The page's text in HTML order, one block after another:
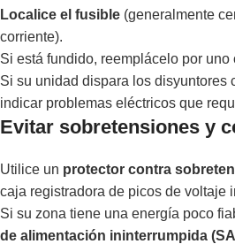
Localice el fusible (generalmente
corriente).
Si está fundido, reemplácelo por
Si su unidad dispara los disyuntores
indicar problemas eléctricos que
Evitar sobretensiones y
Utilice un protector contra
caja registradora de picos de voltaje
Si su zona tiene una energía poco
de alimentación ininterrumpida